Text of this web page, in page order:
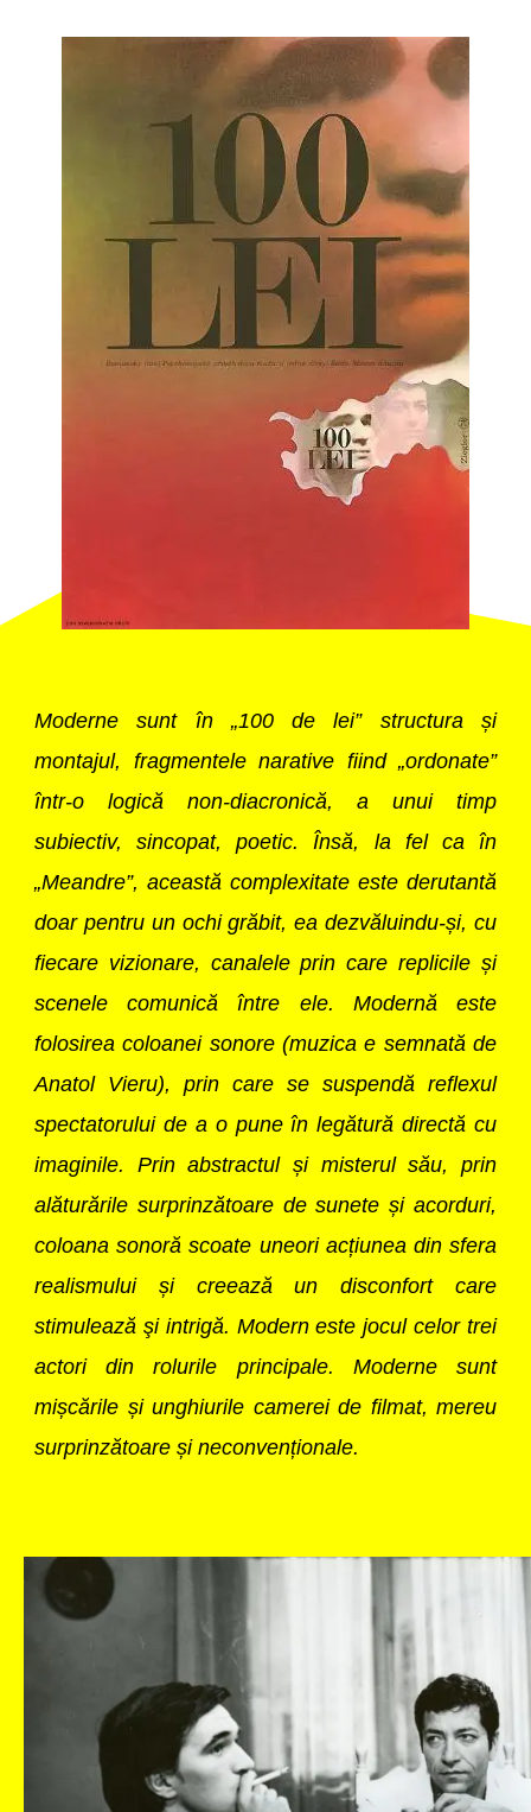
Moderne sunt în „100 de lei” structura și
montajul, fragmentele narative fiind „ordonate”
într-o logică non-diacronică, a unui timp
subiectiv, sincopat, poetic. Însă, la fel ca în
„Meandre”, această complexitate este derutantă
doar pentru un ochi grăbit, ea dezvăluindu-și, cu
fiecare vizionare, canalele prin care replicile și
scenele comunică între ele. Modernă este
folosirea coloanei sonore (muzica e semnată de
Anatol Vieru), prin care se suspendă reflexul
spectatorului de a o pune în legătură directă cu
imaginile. Prin abstractul și misterul său, prin
alăturările surprinzătoare de sunete și acorduri,
coloana sonoră scoate uneori acțiunea din sfera
realismului și creează un disconfort care
stimulează şi intrigă. Modern este jocul celor trei
actori din rolurile principale. Moderne sunt
mișcările și unghiurile camerei de filmat, mereu
surprinzătoare și neconvenționale.